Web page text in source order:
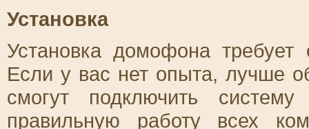
Установка
Установка домофона
Если у вас нет опыта, лучше
смогут подключить
правильную работу всех